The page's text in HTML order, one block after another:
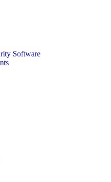
Software